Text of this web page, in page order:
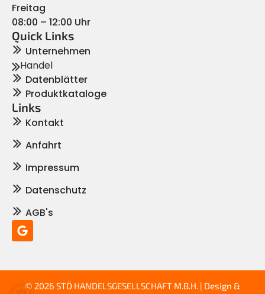
Freitag
08:00 – 12:00 Uhr
Quick Links
Unternehmen
Handel
Datenblätter
Produktkataloge
Links
Kontakt
Anfahrt
Impressum
Datenschutz
AGB's
© 2026 STÖ HANDELSGESELLSCHAFT M.B.H. | Design &